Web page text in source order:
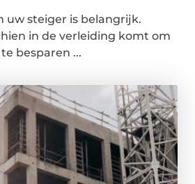
uw steiger is belangrijk.
in de verleiding komt om
besparen ...